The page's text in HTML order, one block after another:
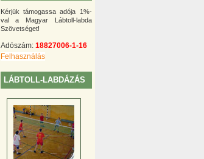
Kérjük támogassa adója 1%-
val a Magyar Lábtoll-labda
Szövetséget!
Adószám: 18827006-1-16
Felhasználás
LÁBTOLL-LABDÁZÁS